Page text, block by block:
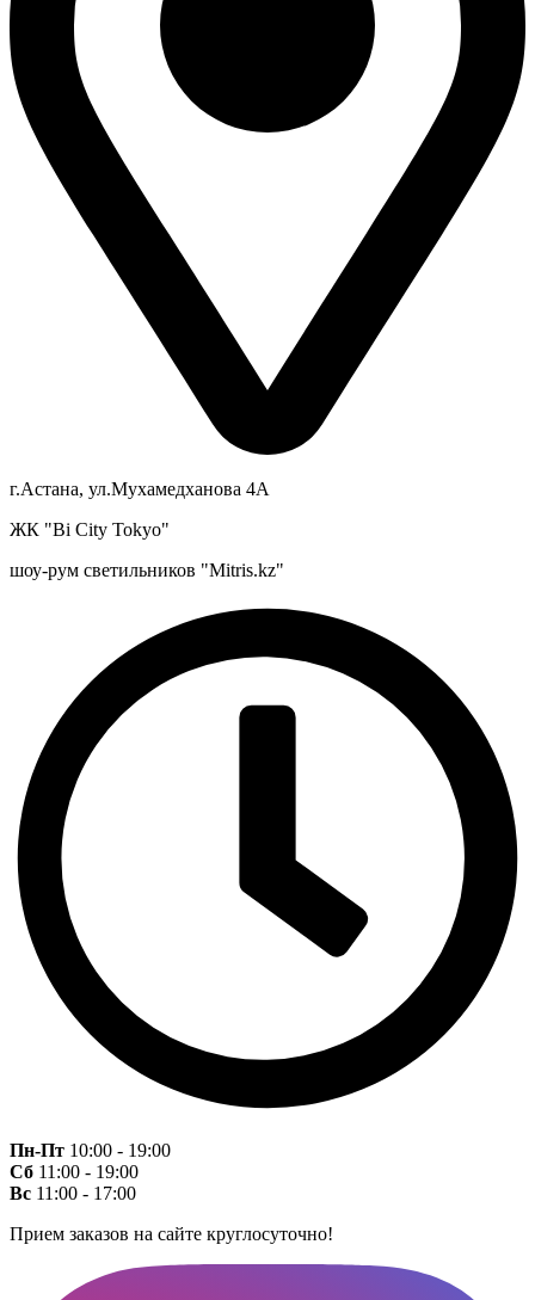
г.Астана, ул.Мухамедханова 4А
ЖК "Bi City Tokyo"
шоу-рум светильников "Mitris.kz"
Пн-Пт 10:00 - 19:00
Сб 11:00 - 19:00
Вс 11:00 - 17:00
Прием заказов на сайте круглосуточно!